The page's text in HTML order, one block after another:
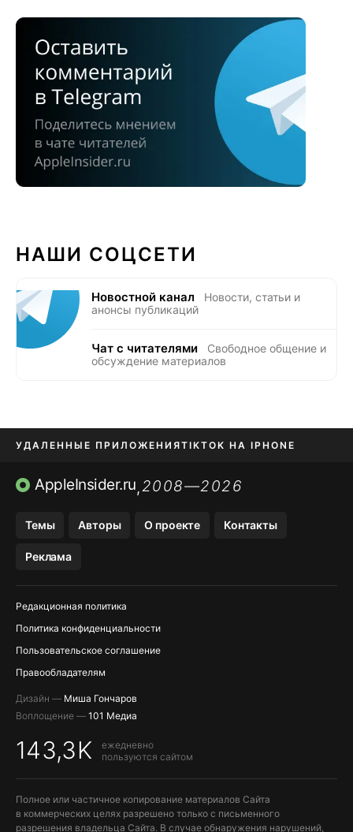
НАШИ СОЦСЕТИ
Новостной канал
Новости, статьи и
анонсы публикаций
Чат с читателями
Свободное общение и
обсуждение материалов
УДАЛЕННЫЕ ПРИЛОЖЕНИЯTIKTOK НА IPHONE
ПРИЛОЖЕНИЯ БЕЗ APP STORE
AppleInsider.ru,2008—2026
Темы Авторы О проекте Контакты
Реклама
Редакционная политика
Политика конфиденциальности
Пользовательское соглашение
Правообладателям
Дизайн — Миша Гончаров
Воплощение — 101 Медиа
143,3K
ежедневно
пользуются сайтом
Полное или частичное копирование материалов Сайта
в коммерческих целях разрешено только с письменного
разрешения владельца Сайта. В случае обнаружения нарушений,